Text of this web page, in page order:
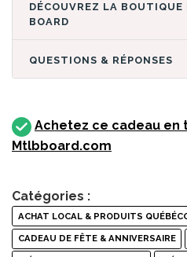
DÉCOUVREZ LA BOUTIQUE MTL BALANCE
BOARD
QUESTIONS & RÉPONSES
Achetez ce cadeau en
Mtlbboard.com
Catégories :
ACHAT LOCAL & PRODUITS
CADEAU DE FÊTE & ANNIVERSAIRE